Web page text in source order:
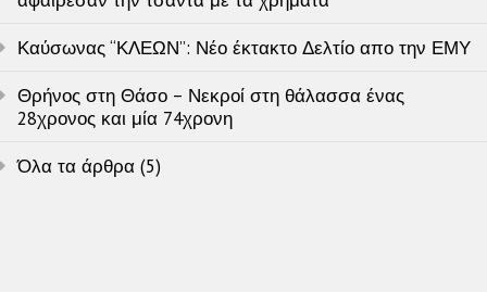
Καύσωνας “ΚΛΕΩΝ”: Νέο έκτακτο Δελτίο απο την ΕΜΥ
Θρήνος στη Θάσο – Νεκροί στη θάλασσα ένας
28χρονος και μία 74χρονη
Όλα τα άρθρα (5)